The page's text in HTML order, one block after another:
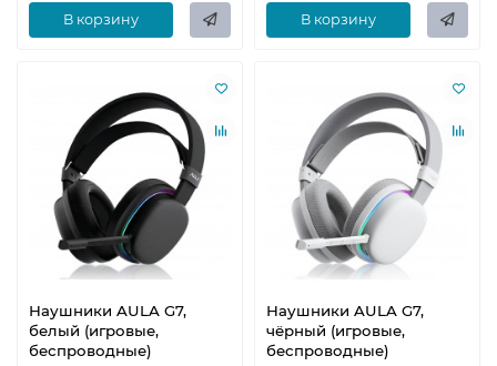
В корзину В корзину
Наушники AULA G7,
белый (игровые,
беспроводные)
Наушники AULA G7,
чёрный (игровые,
беспроводные)